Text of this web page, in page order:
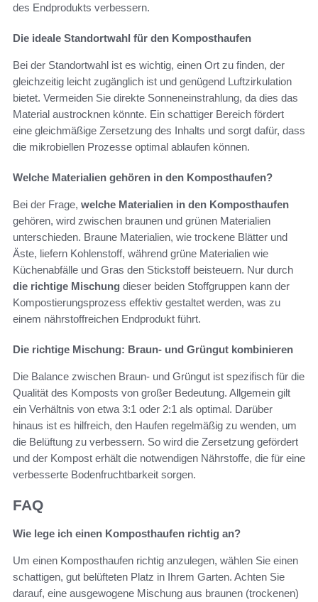
des Endprodukts verbessern.
Die ideale Standortwahl für den Komposthaufen
Bei der Standortwahl ist es wichtig, einen Ort zu finden, der
gleichzeitig leicht zugänglich ist und genügend Luftzirkulation
bietet. Vermeiden Sie direkte Sonneneinstrahlung, da dies das
Material austrocknen könnte. Ein schattiger Bereich fördert
eine gleichmäßige Zersetzung des Inhalts und sorgt dafür, dass
die mikrobiellen Prozesse optimal ablaufen können.
Welche Materialien gehören in den Komposthaufen?
Bei der Frage, welche Materialien in den Komposthaufen
gehören, wird zwischen braunen und grünen Materialien
unterschieden. Braune Materialien, wie trockene Blätter und
Äste, liefern Kohlenstoff, während grüne Materialien wie
Küchenabfälle und Gras den Stickstoff beisteuern. Nur durch
die richtige Mischung dieser beiden Stoffgruppen kann der
Kompostierungsprozess effektiv gestaltet werden, was zu
einem nährstoffreichen Endprodukt führt.
Die richtige Mischung: Braun- und Grüngut kombinieren
Die Balance zwischen Braun- und Grüngut ist spezifisch für die
Qualität des Komposts von großer Bedeutung. Allgemein gilt
ein Verhältnis von etwa 3:1 oder 2:1 als optimal. Darüber
hinaus ist es hilfreich, den Haufen regelmäßig zu wenden, um
die Belüftung zu verbessern. So wird die Zersetzung gefördert
und der Kompost erhält die notwendigen Nährstoffe, die für eine
verbesserte Bodenfruchtbarkeit sorgen.
FAQ
Wie lege ich einen Komposthaufen richtig an?
Um einen Komposthaufen richtig anzulegen, wählen Sie einen
schattigen, gut belüfteten Platz in Ihrem Garten. Achten Sie
darauf, eine ausgewogene Mischung aus braunen (trockenen)